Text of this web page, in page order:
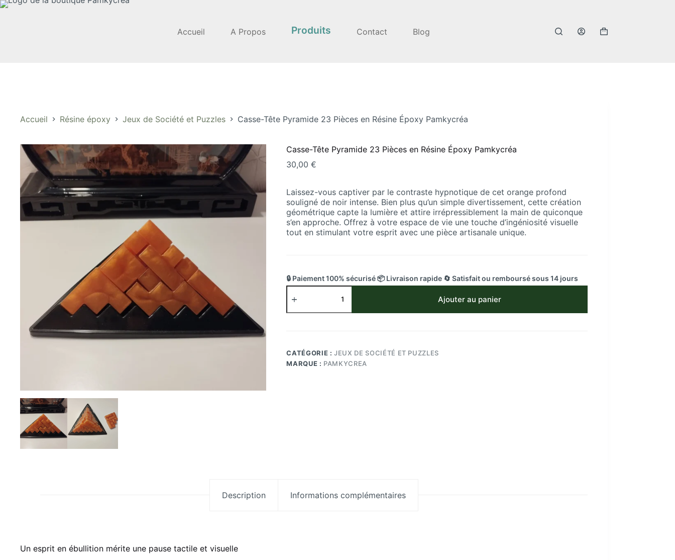
Passer
Accueil A Propos Produits Contact Blog
Panier
Accueil Résine époxy Jeux de Société et Puzzles Casse-Tête Pyramide 23 Pièces en Résine Époxy Pamkycréa
Casse-Tête Pyramide 23 Pièces en Résine Époxy Pamkycréa
30,00€
Laissez-vous captiver par le contraste hypnotique de cet orange profond
souligné de noir intense. Bien plus qu’un simple divertissement, cette création
géométrique capte la lumière et attire irrépressiblement la main de quiconque
s’en approche. Offrez à votre espace de vie une touche d’ingéniosité visuelle
tout en stimulant votre esprit avec une pièce artisanale unique.
🔒 Paiement 100% sécurisé 📦 Livraison rapide 🔄 Satisfait ou remboursé sous 14 jours
quantité
de
Pièces
en
Résine
Ajouter au panier
CATÉGORIE :JEUX DE SOCIÉTÉ ET PUZZLES
MARQUE : PAMKYCREA
Description Informations complémentaires
Un esprit en ébullition mérite une pause tactile et visuelle